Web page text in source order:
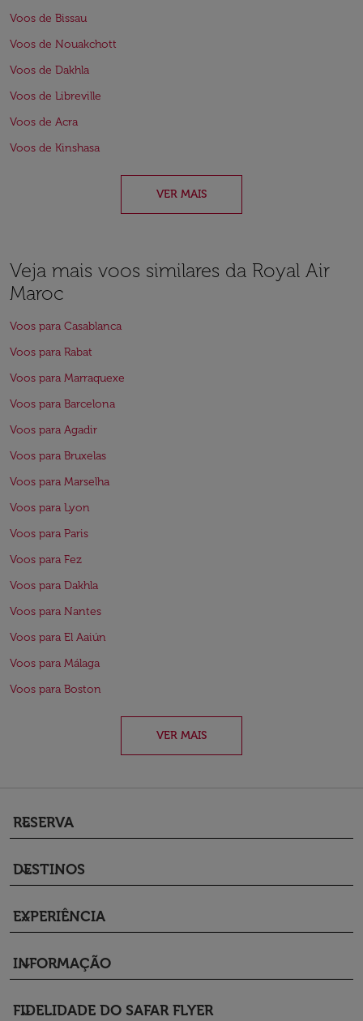
Voos de Bissau
Voos de Nouakchott
Voos de Dakhla
Voos de Libreville
Voos de Acra
Voos de Kinshasa
VER MAIS
Veja mais voos similares da Royal Air
Maroc
Voos para Casablanca
Voos para Rabat
Voos para Marraquexe
Voos para Barcelona
Voos para Agadir
Voos para Bruxelas
Voos para Marselha
Voos para Lyon
Voos para Paris
Voos para Fez
Voos para Dakhla
Voos para Nantes
Voos para El Aaiún
Voos para Málaga
Voos para Boston
VER MAIS
RESERVA
keyboard_arrow_down
DESTINOS
keyboard_arrow_down
EXPERIÊNCIA
keyboard_arrow_down
INFORMAÇÃO
keyboard_arrow_down
FIDELIDADE DO SAFAR FLYER
keyboard_arrow_down